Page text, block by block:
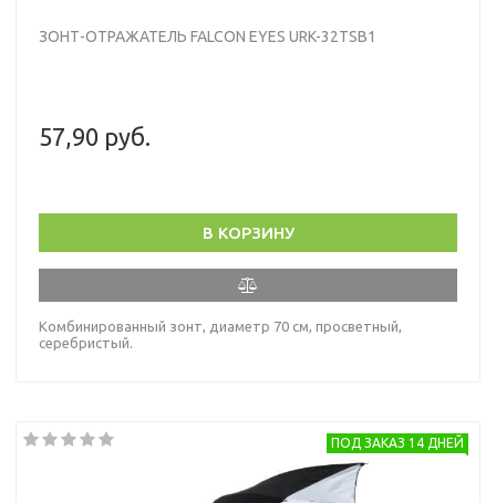
ЗОНТ-ОТРАЖАТЕЛЬ FALCON EYES URK-32TSB1
57,90 руб.
В КОРЗИНУ
Комбинированный зонт, диаметр 70 см, просветный,
серебристый.
ПОД ЗАКАЗ 14 ДНЕЙ